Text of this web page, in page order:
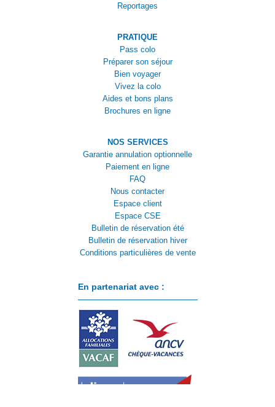
Reportages
PRATIQUE
Pass colo
Préparer son séjour
Bien voyager
Vivez la colo
Aides et bons plans
Brochures en ligne
NOS SERVICES
Garantie annulation optionnelle
Paiement en ligne
FAQ
Nous contacter
Espace client
Espace CSE
Bulletin de réservation été
Bulletin de réservation hiver
Conditions particulières de vente
En partenariat avec :